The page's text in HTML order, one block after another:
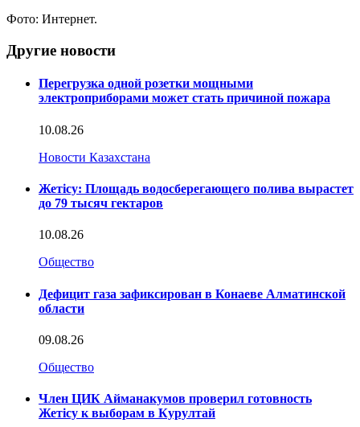
Фото: Интернет.
Другие новости
Перегрузка одной розетки мощными
электроприборами может стать причиной пожара
10.08.26
Новости Казахстана
Жетісу: Площадь водосберегающего полива вырастет
до 79 тысяч гектаров
10.08.26
Общество
Дефицит газа зафиксирован в Конаеве Алматинской
области
09.08.26
Общество
Член ЦИК Айманакумов проверил готовность
Жетісу к выборам в Курултай